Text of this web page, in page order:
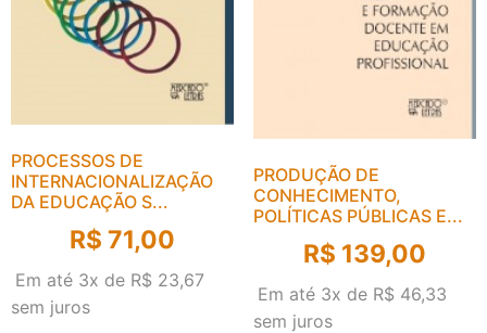
PROCESSOS DE
INTERNACIONALIZAÇÃO
DA EDUCAÇÃO S...
R$ 71,00
Em até 3x de R$ 23,67
sem juros
PRODUÇÃO DE
CONHECIMENTO,
POLÍTICAS PÚBLICAS E...
R$ 139,00
Em até 3x de R$ 46,33
sem juros